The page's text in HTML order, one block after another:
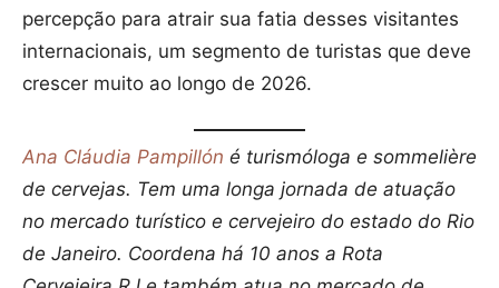
percepção para atrair sua fatia desses visitantes
internacionais, um segmento de turistas que deve
crescer muito ao longo de 2026.
Ana Cláudia Pampillón é turismóloga e sommelière
de cervejas. Tem uma longa jornada de atuação
no mercado turístico e cervejeiro do estado do Rio
de Janeiro. Coordena há 10 anos a Rota